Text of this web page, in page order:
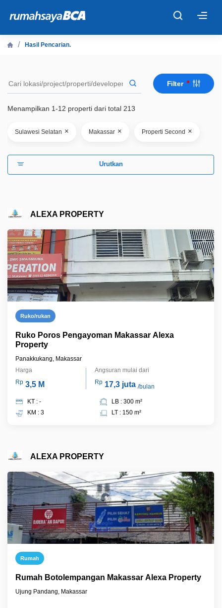
Cari Tahu
Fitur Unggulan
Hasil Pencarian.
Filter
Menampilkan 1-12 properti dari total 213
Sulawesi Selatan × Makassar × Properti Second ×
Urutkan
ALEXA PROPERTY
Ruko/rukan
Ruko Poros Pengayoman Makassar Alexa
Property
Panakkukang, Makassar
Harga
Rp 3,5 M
Angsuran mulai dari
Rp 17,3 juta /bulan
KT : -
KM : 3
LB : 300 m²
LT : 150 m²
ALEXA PROPERTY
Rumah
Rumah Botolempangan Makassar Alexa Property
Ujung Pandang, Makassar